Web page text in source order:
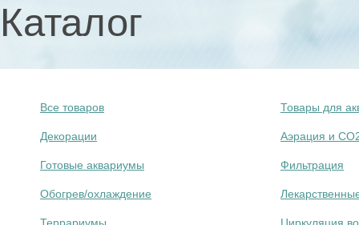
Каталог
Все товаров Товары для
Декорации Аэрация и
Готовые аквариумы Фильтрация
Обогрев/охлаждение